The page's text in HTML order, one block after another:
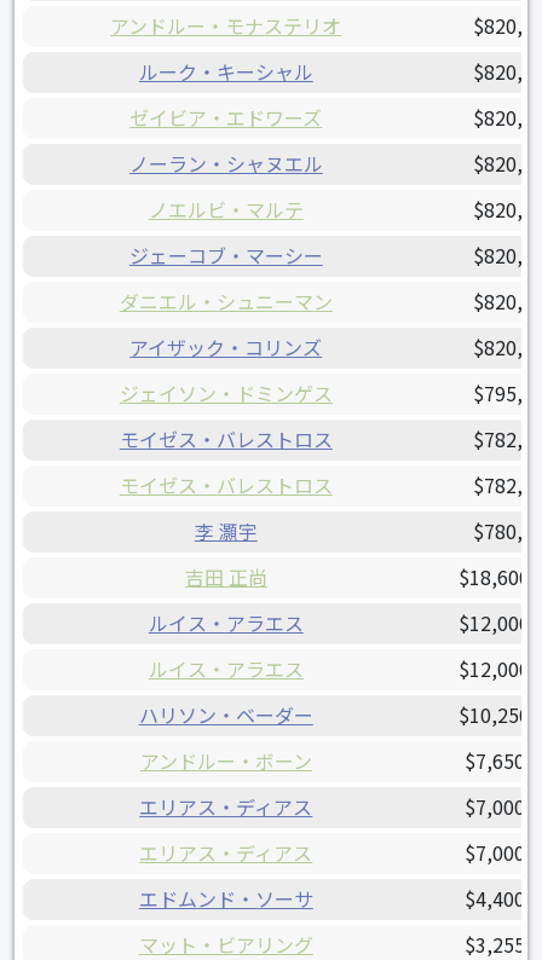
アンドルー・モナステリオ
ルーク・キーシャル
ゼイビア・エドワーズ
ノーラン・シャヌエル
ノエルビ・マルテ
ジェーコブ・マーシー
ダニエル・シュニーマン
アイザック・コリンズ
ジェイソン・ドミンゲス
モイゼス・バレストロス
モイゼス・バレストロス
李 灝宇
吉田 正尚
ルイス・アラエス
ルイス・アラエス
ハリソン・ベーダー
アンドルー・ボーン
エリアス・ディアス
エリアス・ディアス
エドムンド・ソーサ
マット・ビアリング